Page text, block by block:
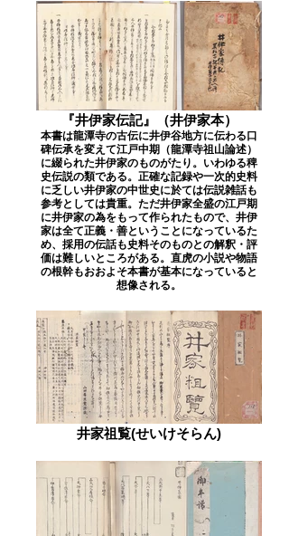
『井伊家伝記』（井伊家本）
本書は龍潭寺の古伝に井伊谷地方に伝わる口
碑伝承を変えて江戸中期（龍潭寺祖山論述）
に綴られた井伊家のものがたり。いわゆる稗
史伝説の類である。正確な記録や一次的史料
に乏しい井伊家の中世史に於ては伝説雑話も
参考としては貴重。ただ井伊家全盛の江戸期
に井伊家の為をもって作られたもので、井伊
家は全て正義・善ということになっているた
め、採用の伝話も史料そのものとの解釈・評
価は難しいところがある。直虎の小説や物語
の根幹もおおよそ本書が基本になっていると
想像される。
井家祖覧(せいけそらん)